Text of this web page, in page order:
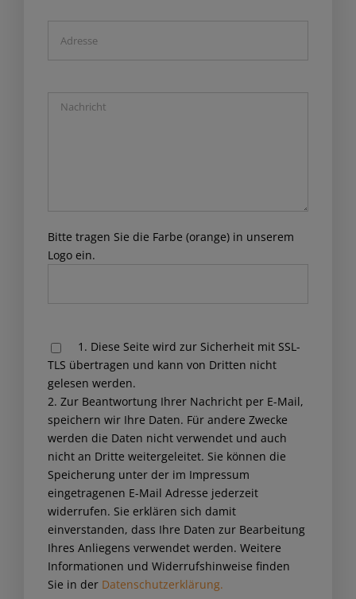
Bitte tragen Sie die Farbe (orange) in unserem
Logo ein.
leave
this
field
empty.
1. Diese Seite wird zur Sicherheit mit SSL-
TLS übertragen und kann von Dritten nicht
gelesen werden.
2. Zur Beantwortung Ihrer Nachricht per E-Mail,
speichern wir Ihre Daten. Für andere Zwecke
werden die Daten nicht verwendet und auch
nicht an Dritte weitergeleitet. Sie können die
Speicherung unter der im Impressum
eingetragenen E-Mail Adresse jederzeit
widerrufen. Sie erklären sich damit
einverstanden, dass Ihre Daten zur Bearbeitung
Ihres Anliegens verwendet werden. Weitere
Informationen und Widerrufshinweise finden
Sie in der Datenschutzerklärung.